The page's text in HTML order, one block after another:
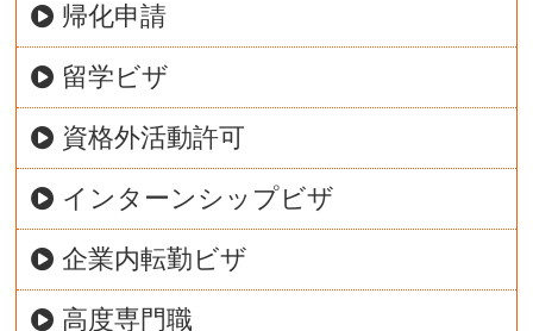
帰化申請
留学ビザ
資格外活動許可
インターンシップビザ
企業内転勤ビザ
高度専門職